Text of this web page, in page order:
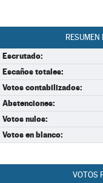
Escrutado:
Escaños totales:
Votos contabilizados:
Abstenciones:
Votos nulos:
Votos en blanco:
VOTOS